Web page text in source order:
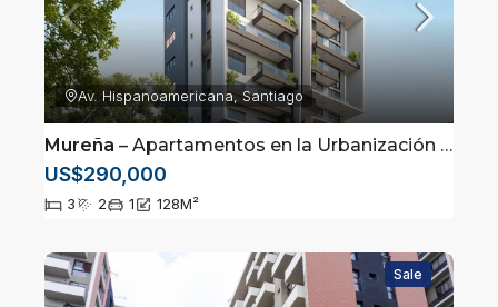
Av. Hispanoamericana, Santiago
Mureña – Apartamentos en la Urbanización Thomen, Santiago
US$290,000
3 2 1 128M²
Sale